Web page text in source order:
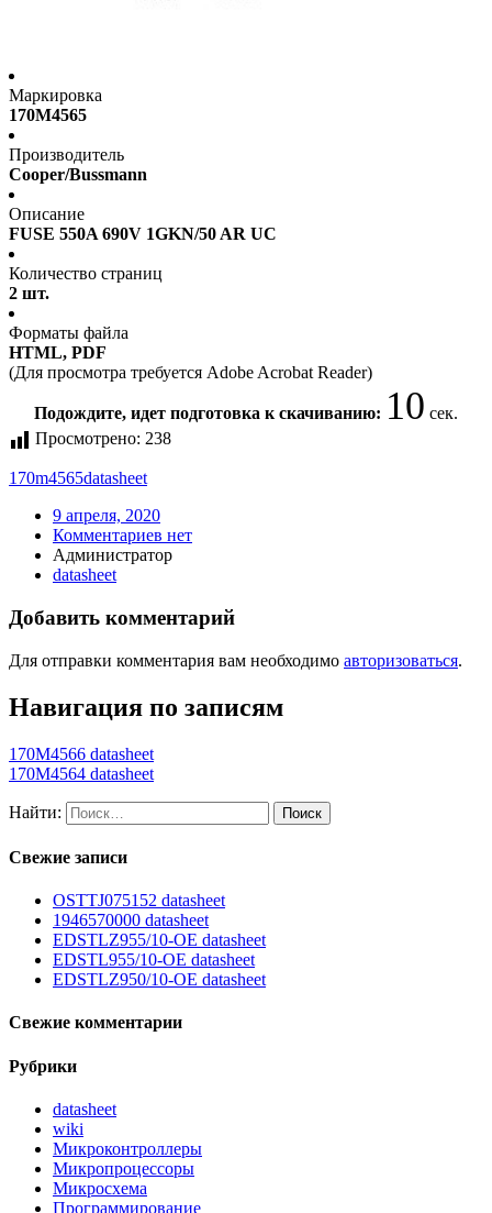
Маркировка
170M4565
Производитель
Cooper/Bussmann
Описание
FUSE 550A 690V 1GKN/50 AR UC
Количество страниц
2 шт.
Форматы файла
HTML, PDF
(Для просмотра требуется Adobe Acrobat Reader)
Подождите, идет подготовка к скачиванию:9сек.
Просмотрено: 238
170m4565datasheet
9 апреля, 2020
Комментариев нет
Администратор
datasheet
Добавить комментарий
Для отправки комментария вам необходимо авторизоваться.
Навигация по записям
170M4566 datasheet
170M4564 datasheet
Найти:
Свежие записи
OSTTJ075152 datasheet
1946570000 datasheet
EDSTLZ955/10-OE datasheet
EDSTL955/10-OE datasheet
EDSTLZ950/10-OE datasheet
Свежие комментарии
Рубрики
datasheet
wiki
Микроконтроллеры
Микропроцессоры
Микросхема
Программирование